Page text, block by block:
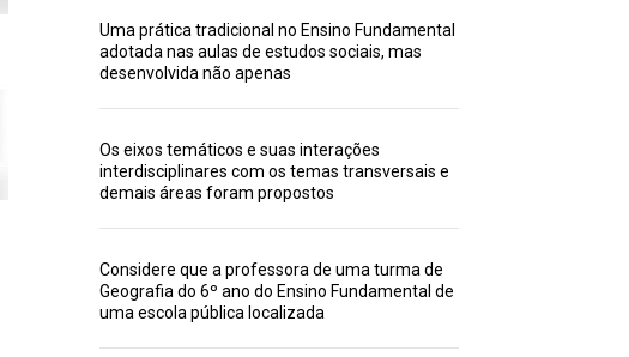
Uma prática tradicional no Ensino Fundamental
adotada nas aulas de estudos sociais, mas
desenvolvida não apenas
Os eixos temáticos e suas interações
interdisciplinares com os temas transversais e
demais áreas foram propostos
Considere que a professora de uma turma de
Geografia do 6º ano do Ensino Fundamental de
uma escola pública localizada